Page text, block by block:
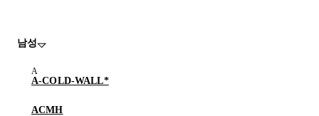
남성
A-COLD-WALL*
ACMH